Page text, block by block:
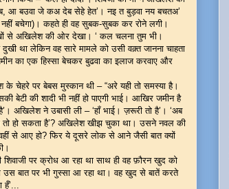
आ बउवा जे कअ देब सेहे हेत’। नइ त बुड़वा नय बचतअ’
बचेगा)। कहते ही वह सुबक-सुबक कर रोने लगी।
से अखिलेश की ओर देखा। ‘ कल चलना तुम भी।
था लेकिन वह सारे मामले को उसी वक़्त जानना चाहता
का एक हिस्सा बेचकर बुढवा का इलाज करवाए और
के चेहरे पर बेबस मुस्कान थी – “अरे यही तो समस्या है।
की शादी भी नहीं हो पाएगी भाई। आखिर जमीन है
अखिलेश ने उबासी ली – ‘हाँ भाई। ज़रूरी तो है’। ‘अब
तो हो सकता है’? अखिलेश खीझ चुका था। उसने नवल की
से आए हो? फिर ये दूसरे लोक से आने जैसी बात क्यों
पर क्रोध आ रहा था साथ ही वह फ़ौरन खुद को
उस बात पर भी गुस्सा आ रहा था। वह खुद से बातें करते
हूँ’...